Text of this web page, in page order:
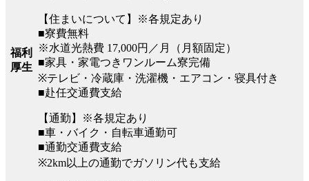
福利
厚生
【住まいについて】※各規定あり
■寮費無料
※水道光熱費 17,000円／月（月額固定）
■家具・家電つきワンルーム寮完備
※テレビ・冷蔵庫・洗濯機・エアコン・寝具付き
■赴任交通費支給
【通勤】※各規定あり
■車・バイク・自転車通勤可
■通勤交通費支給
※2km以上の通勤でガソリン代も支給